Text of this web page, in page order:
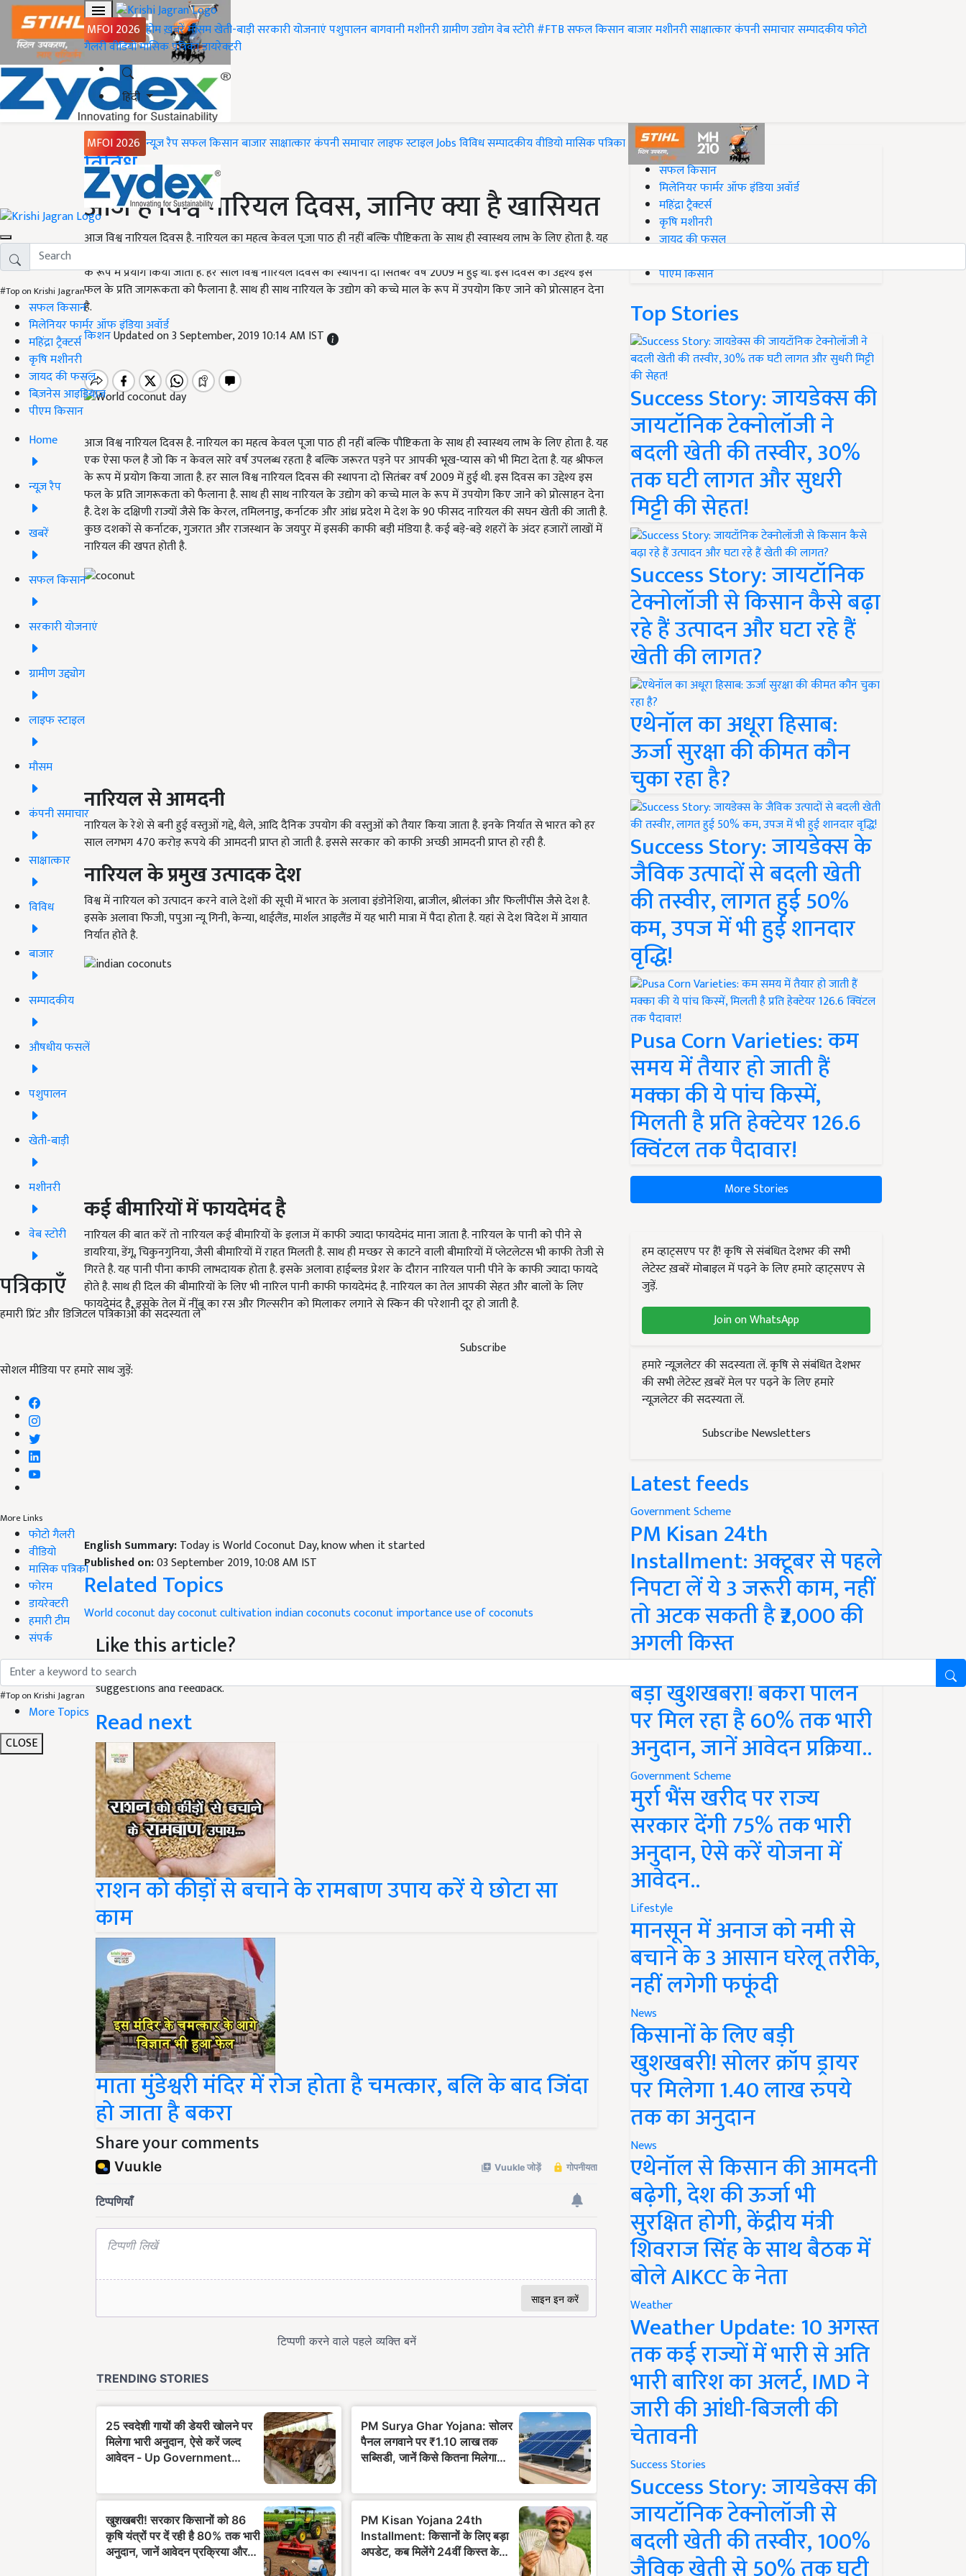
MFOI 2026 होमख़बरेंमौसमखेती-बाड़ीसरकारी योजनाएंपशुपालनबागवानीमशीनरीग्रामीण उद्योगवेब स्टोरी#FTBसफल किसानबाजारमशीनरीसाक्षात्कारकंपनी समाचारसम्पादकीयफोटो
गैलरीवीडियोमासिक पत्रिकाडायरेक्टरी
हिंदी
MFOI 2026 न्यूज़ रैपसफल किसानबाजारसाक्षात्कारकंपनी समाचारलाइफ स्टाइलJobsविविधसम्पादकीयवीडियोमासिक पत्रिका
#Top on Krishi Jagran
सफल किसान
मिलेनियर फार्मर ऑफ इंडिया अवॉर्ड
महिंद्रा ट्रैक्टर्स
कृषि मशीनरी
जायद की फसल
बिज़नेस आइडियाज
पीएम किसान
Home
न्यूज़ रैप
खबरें
सफल किसान
सरकारी योजनाएं
ग्रामीण उद्द्योग
लाइफ स्टाइल
मौसम
कंपनी समाचार
साक्षात्कार
विविध
बाजार
सम्पादकीय
औषधीय फसलें
पशुपालन
खेती-बाड़ी
मशीनरी
वेब स्टोरी
पत्रिकाएँ
हमारी प्रिंट और डिजिटल पत्रिकाओं की सदस्यता लें
Subscribe
सोशल मीडिया पर हमारे साथ जुड़ें:
More Links
फोटो गैलरी
वीडियो
मासिक पत्रिका
फोरम
डायरेक्टरी
हमारी टीम
संपर्क
#Top on Krishi Jagran
More Topics
CLOSE
Home
विविध
आज है विश्व नारियल दिवस, जानिए क्या है खासियत
आज विश्व नारियल दिवस है. नारियल का महत्व केवल पूजा पाठ ही नहीं बल्कि पौष्टिकता के साथ ही स्वास्थय लाभ के लिए होता है. यह
के रूप में प्रयोग किया जाता है. हर साल विश्व नारियल दिवस की स्थापना दो सितंबर वर्ष 2009 में हुई थी. इस दिवस का उद्देश्य इस
फल के प्रति जागरूकता को फैलाना है. साथ ही साथ नारियल के उद्योग को कच्चे माल के रूप में उपयोग किए जाने को प्रोत्साहन देना
है.
किशनUpdated on 3 September, 2019 10:14 AM IST
आज विश्व नारियल दिवस है. नारियल का महत्व केवल पूजा पाठ ही नहीं बल्कि पौष्टिकता के साथ ही स्वास्थय लाभ के लिए होता है. यह
एक ऐसा फल है जो कि न केवल सारे वर्ष उपलब्ध रहता है बल्कि जरूरत पड़ने पर आपकी भूख-प्यास को भी मिटा देता है. यह श्रीफल
के रूप में प्रयोग किया जाता है. हर साल विश्व नारियल दिवस की स्थापना दो सितंबर वर्ष 2009 में हुई थी. इस दिवस का उद्देश्य इस
फल के प्रति जागरूकता को फैलाना है. साथ ही साथ नारियल के उद्योग को कच्चे माल के रूप में उपयोग किए जाने को प्रोत्साहन देना
है. देश के दक्षिणी राज्यों जैसे कि केरल, तमिलनाडु, कर्नाटक और आंध्र प्रदेश मे देश के 90 फीसद नारियल की सघन खेती की जाती है.
कुछ दशकों से कर्नाटक, गुजरात और राजस्थान के जयपुर में इसकी काफी बड़ी मंडिया है. कई बड़े-बड़े शहरों के अंदर हजारों लाखों में
नारियल की खपत होती है.
नारियल से आमदनी
नारियल के रेशे से बनी हुई वस्तुओं गद्दे, थैले, आदि दैनिक उपयोग की वस्तुओं को तैयार किया जाता है. इनके निर्यात से भारत को हर
साल लगभग 470 करोड़ रूपये की आमदनी प्राप्त हो जाती है. इससे सरकार को काफी अच्छी आमदनी प्राप्त हो रही है.
नारियल के प्रमुख उत्पादक देश
विश्व में नारियल को उत्पादन करने वाले देशों की सूची में भारत के अलावा इंडोनेशिया, ब्राजील, श्रीलंका और फिलींपींस जैसे देश है.
इसके अलावा फिजी, पपुआ न्यू गिनी, केन्या, थाईलैंड, मार्शल आइलैंड में यह भारी मात्रा में पैदा होता है. यहां से देश विदेश में आयात
निर्यात होते है.
कई बीमारियों में फायदेमंद है
नारियल की बात करें तो नारियल कई बीमारियों के इलाज में काफी ज्यादा फायदेमंद माना जाता है. नारियल के पानी को पीने से
डायरिया, डेंगू, चिकुनगुनिया, जैसी बीमारियों में राहत मिलती है. साथ ही मच्छर से काटने वाली बीमारियों में प्लेटलेटस भी काफी तेजी से
गिरते है. यह पानी पीना काफी लाभदायक होता है. इसके अलावा हाईब्लड प्रेशर के दौरान नारियल पानी पीने के काफी ज्यादा फायदे
होते है. साथ ही दिल की बीमारियों के लिए भी नारिल पानी काफी फायदेमंद है. नारियल का तेल आपकी सेहत और बालों के लिए
फायदेमंद है, इसके तेल में नींबू का रस और गिल्सरीन को मिलाकर लगाने से स्किन की परेशानी दूर हो जाती है.
English Summary:Today is World Coconut Day, know when it started
Published on:03 September 2019, 10:08 AM IST
Related Topics
World coconut daycoconut cultivationindian coconutscoconut importanceuse of coconuts
Like this article?
Hey! I am
suggestions and feedback.
Read next
राशन को कीड़ों से बचाने के रामबाण उपाय करें ये छोटा सा
काम
माता मुंडेश्वरी मंदिर में रोज होता है चमत्कार, बलि के बाद जिंदा
हो जाता है बकरा
Share your comments
#Top on Krishi Jagran
सफल किसान
मिलेनियर फार्मर ऑफ इंडिया अवॉर्ड
महिंद्रा ट्रैक्टर्स
कृषि मशीनरी
जायद की फसल
पीएम किसान
Top Stories
Success Story: जायडेक्स की
जायटॉनिक टेक्नोलॉजी ने
बदली खेती की तस्वीर, 30%
तक घटी लागत और सुधरी
मिट्टी की सेहत!
Success Story: जायटॉनिक
टेक्नोलॉजी से किसान कैसे बढ़ा
रहे हैं उत्पादन और घटा रहे हैं
खेती की लागत?
एथेनॉल का अधूरा हिसाब:
ऊर्जा सुरक्षा की कीमत कौन
चुका रहा है?
Success Story: जायडेक्स के
जैविक उत्पादों से बदली खेती
की तस्वीर, लागत हुई 50%
कम, उपज में भी हुई शानदार
वृद्धि!
Pusa Corn Varieties: कम
समय में तैयार हो जाती हैं
मक्का की ये पांच किस्में,
मिलती है प्रति हेक्टेयर 126.6
क्विंटल तक पैदावार!
More Stories
हम व्हाट्सएप पर हैं! कृषि से संबंधित देशभर की सभी
लेटेस्ट ख़बरें मोबाइल में पढ़ने के लिए हमारे व्हाट्सएप से
जुड़ें.
Join on WhatsApp
हमारे न्यूज़लेटर की सदस्यता लें. कृषि से संबंधित देशभर
की सभी लेटेस्ट ख़बरें मेल पर पढ़ने के लिए हमारे
न्यूज़लेटर की सदस्यता लें.
Subscribe Newsletters
Latest feeds
Government Scheme
PM Kisan 24th
Installment: अक्टूबर से पहले
निपटा लें ये 3 जरूरी काम, नहीं
तो अटक सकती है ₹2,000 की
अगली किस्त
बड़ी खुशखबरी! बकरी पालन
पर मिल रहा है 60% तक भारी
अनुदान, जानें आवेदन प्रक्रिया..
Government Scheme
मुर्रा भैंस खरीद पर राज्य
सरकार देंगी 75% तक भारी
अनुदान, ऐसे करें योजना में
आवेदन..
Lifestyle
मानसून में अनाज को नमी से
बचाने के 3 आसान घरेलू तरीके,
नहीं लगेगी फफूंदी
News
किसानों के लिए बड़ी
खुशखबरी! सोलर क्रॉप ड्रायर
पर मिलेगा 1.40 लाख रुपये
तक का अनुदान
News
एथेनॉल से किसान की आमदनी
बढ़ेगी, देश की ऊर्जा भी
सुरक्षित होगी, केंद्रीय मंत्री
शिवराज सिंह के साथ बैठक में
बोले AIKCC के नेता
Weather
Weather Update: 10 अगस्त
तक कई राज्यों में भारी से अति
भारी बारिश का अलर्ट, IMD ने
जारी की आंधी-बिजली की
चेतावनी
Success Stories
Success Story: जायडेक्स की
जायटॉनिक टेक्नोलॉजी से
बदली खेती की तस्वीर, 100%